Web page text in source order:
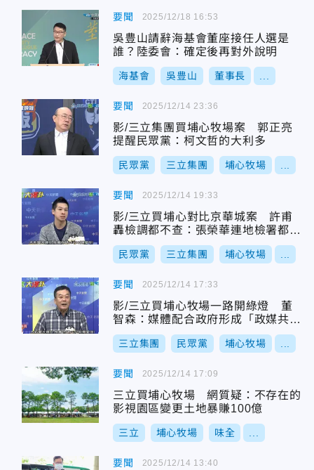
要聞
吳豊山請辭海基會董座接任人選是
誰？陸委會：確定後再對外說明
海基會 吳豊山 董事長
2025/12/18 16:53
要聞
影/三立集團買埔心牧場案 郭正亮
提醒民眾黨：柯文哲的大利多
民眾黨 三立集團 埔心牧場
2025/12/14 23:36
要聞
影/三立買埔心對比京華城案 許甫
轟檢調都不查：張榮華連地檢署都沒
去過
民眾黨 三立集團 埔心牧場
2025/12/14 19:33
要聞
影/三立買埔心牧場一路開綠燈 董
智森：媒體配合政府形成「政媒共生
集團」
三立集團 民眾黨 埔心牧場
2025/12/14 17:33
要聞
三立買埔心牧場 網質疑：不存在的
影視園區變更土地暴賺100億
三立 埔心牧場 味全
2025/12/14 17:09
要聞 2025/12/14 13:40